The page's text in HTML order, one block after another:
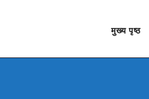
मुख्य पृष्ठ